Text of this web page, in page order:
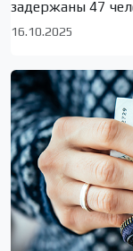
задержаны 47
16.10.2025